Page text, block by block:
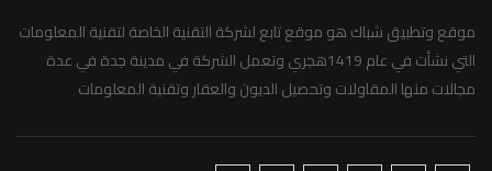
موقع وتطبيق شباك هو موقع تابع لشركة التقنية الخاصة لتقنية المعلومات
التي نشأت في عام 1419هجري وتعمل الشركة في مدينة جدة في عدة
مجالات منها المقاولات وتحصيل الديون والعقار وتقنية المعلومات